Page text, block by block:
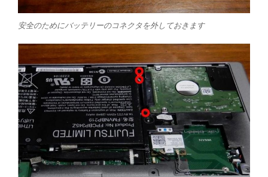
安全のためにバッテリーのコネクタを外しておきます